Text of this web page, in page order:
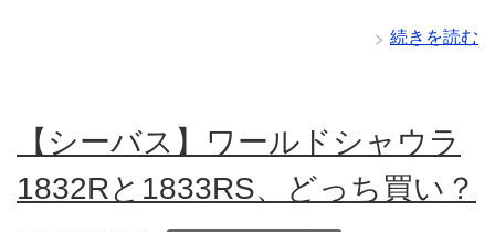
続きを読む
【シーバス】ワールドシャウラ
1832Rと1833RS、どっち買い？